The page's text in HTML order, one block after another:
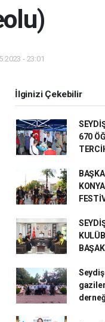
- 23:01
İlginizi Çekebilir
670